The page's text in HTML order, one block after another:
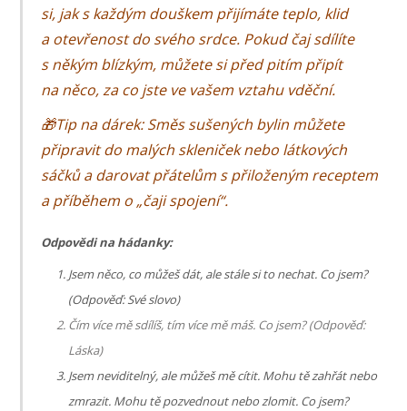
si, jak s každým douškem přijímáte teplo, klid
a otevřenost do svého srdce. Pokud čaj sdílíte
s někým blízkým, můžete si před pitím připít
na něco, za co jste ve vašem vztahu vděční.
🎁Tip na dárek:Směs sušených bylin můžete
připravit do malých skleniček nebo látkových
sáčků a darovat přátelům s přiloženým receptem
a příběhem o „čaji spojení“.
Odpovědi na hádanky:
Jsem něco, co můžeš dát, ale stále si to nechat. Co jsem?
(Odpověď: Své slovo)
Čím více mě sdílíš, tím více mě máš. Co jsem? (Odpověď:
Láska)
Jsem neviditelný, ale můžeš mě cítit. Mohu tě zahřát nebo
zmrazit. Mohu tě pozvednout nebo zlomit. Co jsem?